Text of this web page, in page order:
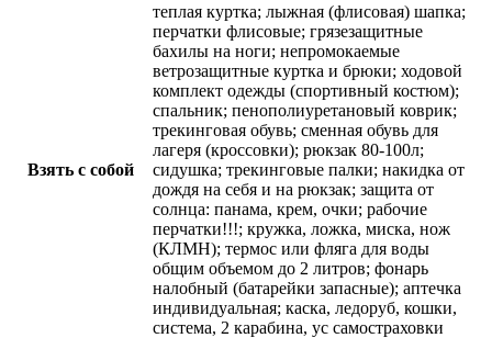
Взять с собой
теплая куртка; лыжная (флисовая) шапка;
перчатки флисовые; грязезащитные
бахилы на ноги; непромокаемые
ветрозащитные куртка и брюки; ходовой
комплект одежды (спортивный костюм);
спальник; пенополиуретановый коврик;
трекинговая обувь; сменная обувь для
лагеря (кроссовки); рюкзак 80-100л;
сидушка; трекинговые палки; накидка от
дождя на себя и на рюкзак; защита от
солнца: панама, крем, очки; рабочие
перчатки!!!; кружка, ложка, миска, нож
(КЛМН); термос или фляга для воды
общим объемом до 2 литров; фонарь
налобный (батарейки запасные); аптечка
индивидуальная; каска, ледоруб, кошки,
система, 2 карабина, ус самостраховки